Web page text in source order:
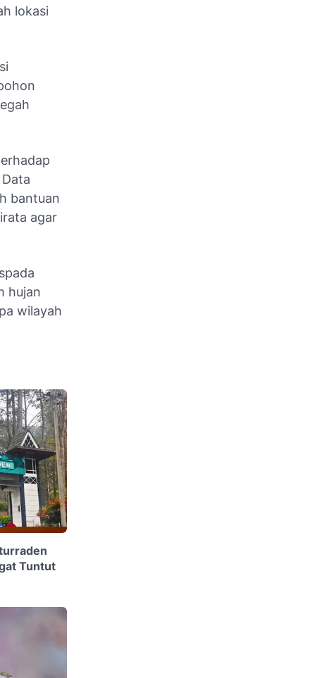
lokasi
bantuan
agar
hujan
wilayah
Tuntut